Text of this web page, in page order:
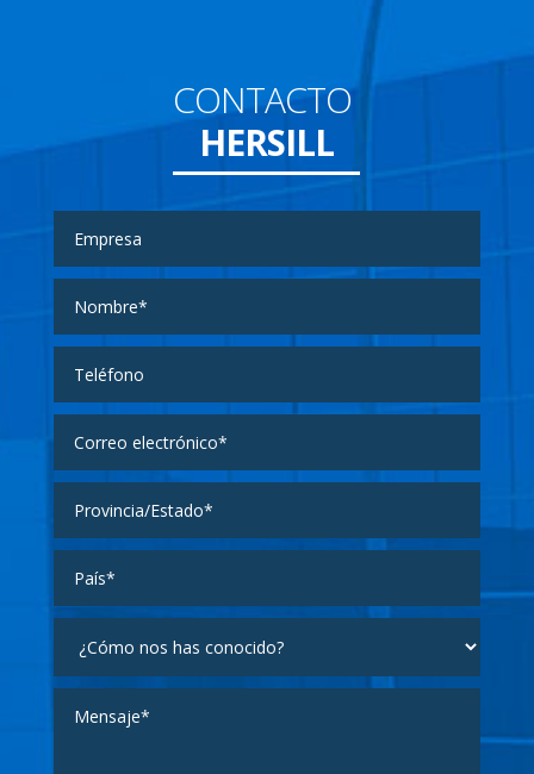
CONTACTO
HERSILL